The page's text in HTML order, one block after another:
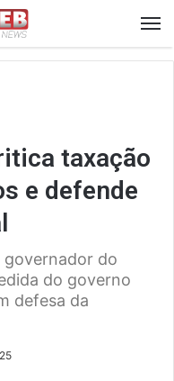
taxação
e defende
governador do
do governo
defesa da